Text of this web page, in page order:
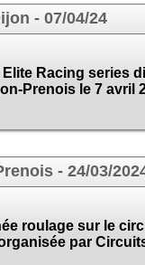
- 07/04/24
Elite Racing series
Prenois le 7 avril
- 24/03/
roulage sur le
par